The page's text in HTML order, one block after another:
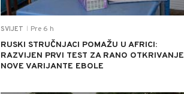
SVIJET Pre 6 h
RUSKI STRUČNJACI POMAŽU U AFRICI:
RAZVIJEN PRVI TEST ZA RANO OTKRIVANJE
NOVE VARIJANTE EBOLE